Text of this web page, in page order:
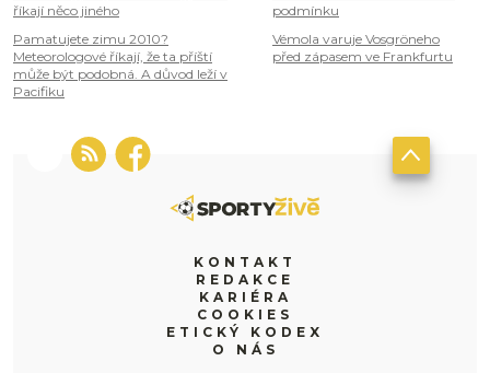
říkají něco jiného
Pamatujete zimu 2010?
Meteorologové říkají, že ta příští
může být podobná. A důvod leží v
Pacifiku
podmínku
Vémola varuje Vosgröneho
před zápasem ve Frankfurtu
KONTAKT
REDAKCE
KARIÉRA
COOKIES
ETICKÝ KODEX
O NÁS